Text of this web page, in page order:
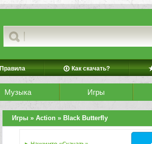
Правила Как скачать?
Музыка Игры
Игры » Action » Black Butterfly